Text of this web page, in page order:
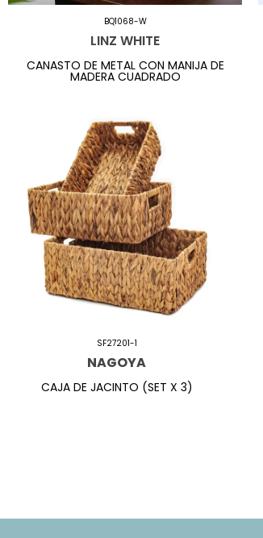
BQ1068-W
LINZ WHITE
CANASTO DE METAL CON MANIJA DE
MADERA CUADRADO
SF27201-1
NAGOYA
CAJA DE JACINTO (SET X 3)